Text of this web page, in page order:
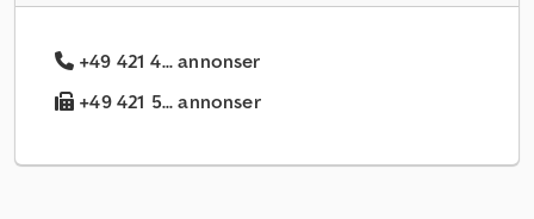
+49 421 4... annonser
+49 421 5... annonser